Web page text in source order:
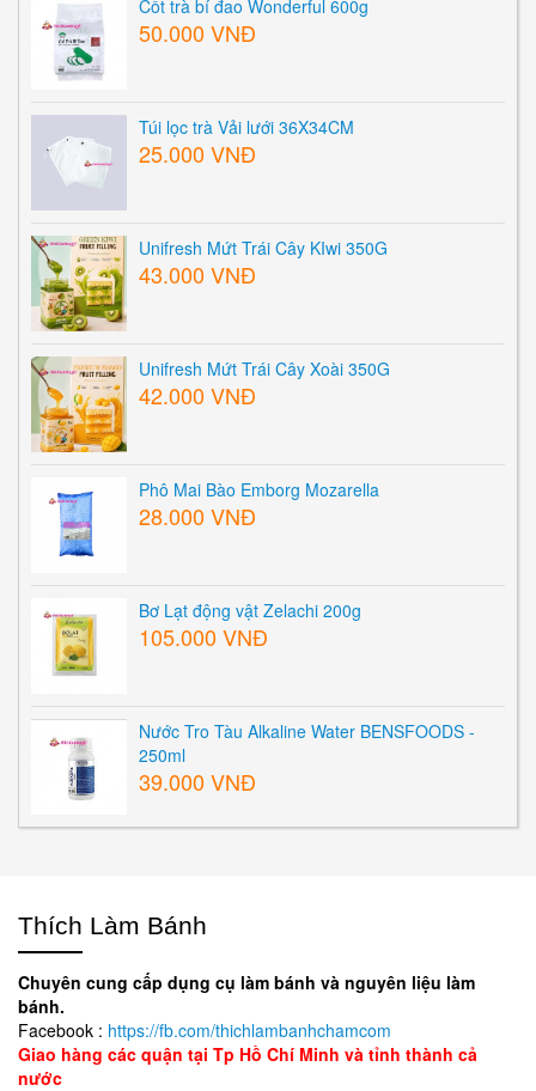
Cốt trà bí đao Wonderful 600g
50.000 VNĐ
Túi lọc trà Vải lưới 36X34CM
25.000 VNĐ
Unifresh Mứt Trái Cây KIwi 350G
43.000 VNĐ
Unifresh Mứt Trái Cây Xoài 350G
42.000 VNĐ
Phô Mai Bào Emborg Mozarella
28.000 VNĐ
Bơ Lạt động vật Zelachi 200g
105.000 VNĐ
Nước Tro Tàu Alkaline Water BENSFOODS -
250ml
39.000 VNĐ
Thích Làm Bánh
Chuyên cung cấp dụng cụ làm bánh và nguyên liệu làm
bánh.
Facebook : https://fb.com/thichlambanhchamcom
Giao hàng các quận tại Tp Hồ Chí Minh và tỉnh thành cả
nước